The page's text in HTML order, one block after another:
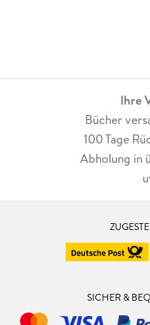
Ihre
Bücher
100 Tage
Abholung in
SICHER &